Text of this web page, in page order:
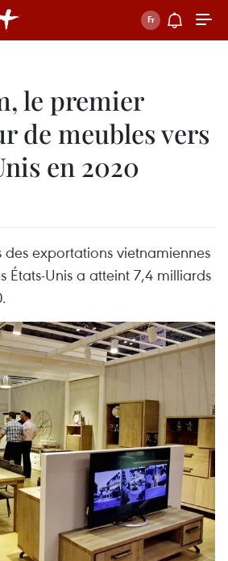
le premier
de meubles vers
en 2020
des exportations vietnamiennes
États-Unis a atteint 7,4 milliards